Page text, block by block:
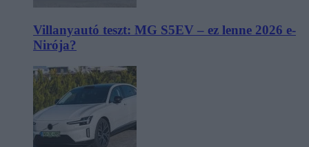
Villanyautó teszt: MG S5EV – ez lenne 2026 e-
Nirója?